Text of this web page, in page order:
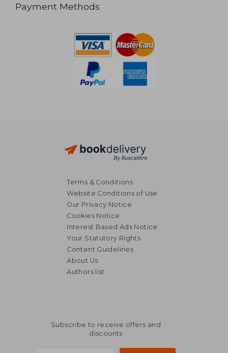
Payment Methods
Terms & Conditions
Website Conditions of Use
Our Privacy Notice
Cookies Notice
Interest Based Ads Notice
Your Statutory Rights
Content Guidelines
About Us
Authors list
Subscribe to receive offers and
discounts